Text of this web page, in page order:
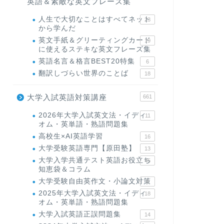
人生で大切なことはすべてネット
から学んだ
23
英文手紙＆グリーティングカード
に使えるステキな英文フレーズ集
19
英語名言＆格言BEST20特集 6
翻訳しづらい世界のことば 18
大学入試英語対策講座 661
2026年大学入試英文法・イディ
オム・英単語・熟語問題集
11
高校生×AI英語学習 16
大学受験英語専門【原田塾】 13
大学入学共通テスト英語お役立ち
知恵袋＆コラム
45
大学受験自由英作文・小論文対策
8
2025年大学入試英文法・イディ
オム・英単語・熟語問題集
18
大学入試英語正誤問題集 14